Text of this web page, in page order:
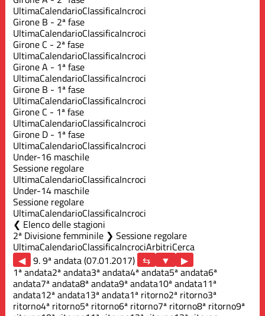
UltimaCalendarioClassificaIncroci
Girone B - 2ª fase
UltimaCalendarioClassificaIncroci
Girone C - 2ª fase
UltimaCalendarioClassificaIncroci
Girone A - 1ª fase
UltimaCalendarioClassificaIncroci
Girone B - 1ª fase
UltimaCalendarioClassificaIncroci
Girone C - 1ª fase
UltimaCalendarioClassificaIncroci
Girone D - 1ª fase
UltimaCalendarioClassificaIncroci
Under-16 maschile
Sessione regolare
UltimaCalendarioClassificaIncroci
Under-14 maschile
Sessione regolare
UltimaCalendarioClassificaIncroci
Elenco delle stagioni
2ª Divisione femminile ❯ Sessione regolare
UltimaCalendarioClassificaIncrociArbitriCerca
◀ 9. 9ª andata (07.01.2017)
▶
1ª andata2ª andata3ª andata4ª andata5ª andata6ª
andata7ª andata8ª andata9ª andata10ª andata11ª
andata12ª andata13ª andata1ª ritorno2ª ritorno3ª
ritorno4ª ritorno5ª ritorno6ª ritorno7ª ritorno8ª ritorno9ª